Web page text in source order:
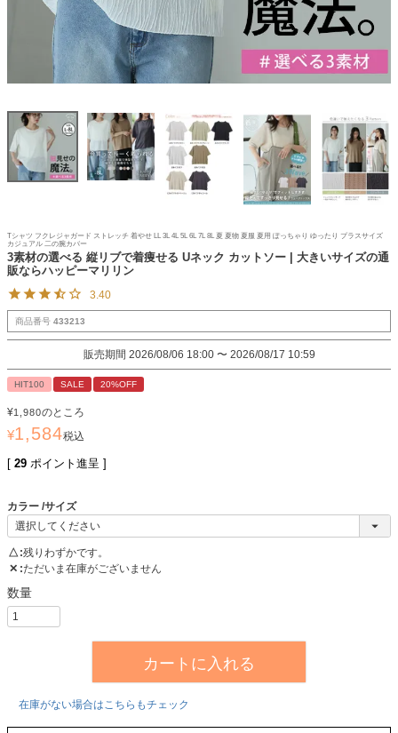
Tシャツ フクレジャガード ストレッチ 着やせ LL 3L 4L 5L 6L 7L 8L 夏 夏物 夏服 夏用 ぽっちゃり ゆったり プラスサイズ
カジュアル 二の腕カバー
3素材の選べる 縦リブで着痩せる Uネック カットソー | 大きいサイズの通
販ならハッピーマリリン
3.40
商品番号 433213
販売期間 2026/08/06 18:00 〜 2026/08/17 10:59
HIT100 SALE 20%OFF
¥1,980のところ
¥1,584税込
[ 29 ポイント進呈 ]
カラー サイズ
△ 残りわずかです。
✕ ただいま在庫がございません
カートに入れる
在庫がない場合はこちらもチェック